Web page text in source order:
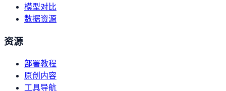
模型对比
数据资源
资源
部署教程
原创内容
工具导航